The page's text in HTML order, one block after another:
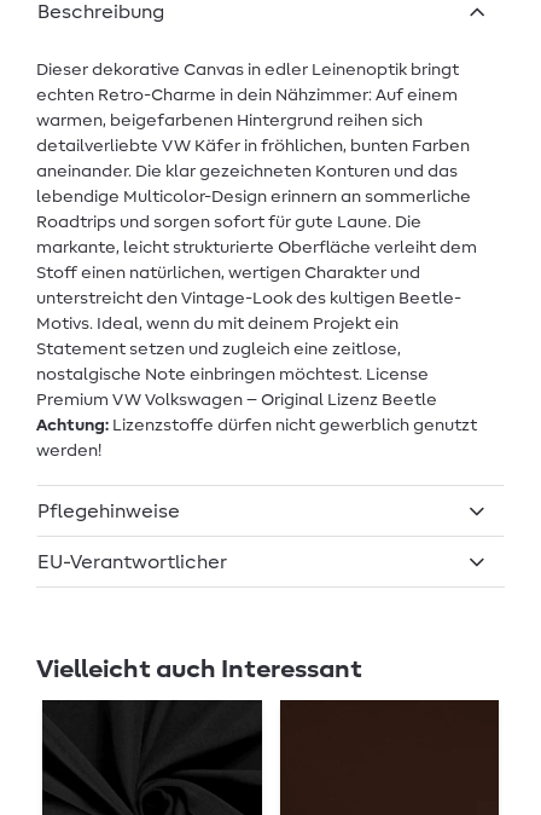
Beschreibung
Dieser dekorative Canvas in edler Leinenoptik bringt
echten Retro-Charme in dein Nähzimmer: Auf einem
warmen, beigefarbenen Hintergrund reihen sich
detailverliebte VW Käfer in fröhlichen, bunten Farben
aneinander. Die klar gezeichneten Konturen und das
lebendige Multicolor-Design erinnern an sommerliche
Roadtrips und sorgen sofort für gute Laune. Die
markante, leicht strukturierte Oberfläche verleiht dem
Stoff einen natürlichen, wertigen Charakter und
unterstreicht den Vintage-Look des kultigen Beetle-
Motivs. Ideal, wenn du mit deinem Projekt ein
Statement setzen und zugleich eine zeitlose,
nostalgische Note einbringen möchtest. License
Premium VW Volkswagen – Original Lizenz Beetle
Achtung: Lizenzstoffe dürfen nicht gewerblich genutzt
werden!
Pflegehinweise
EU-Verantwortlicher
Vielleicht auch Interessant